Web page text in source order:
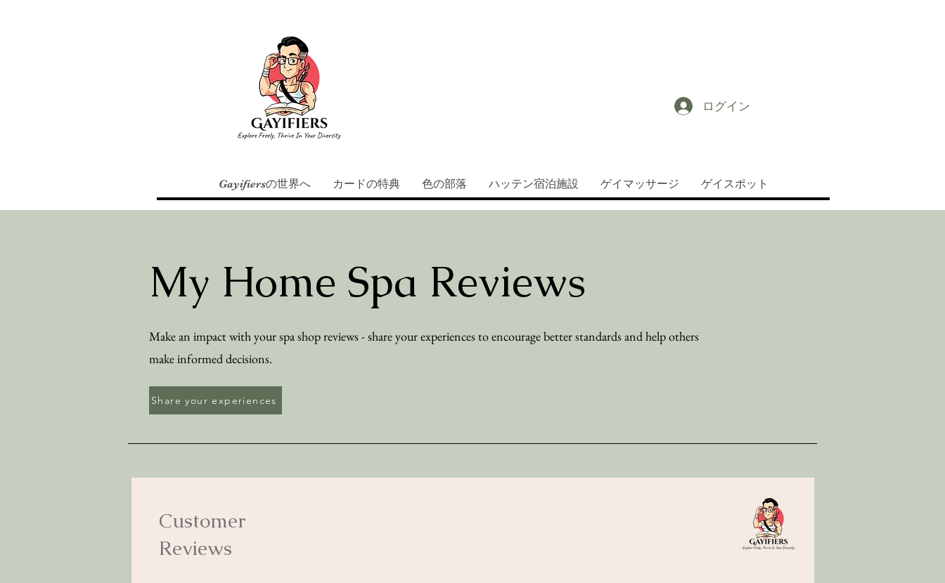
ログイン
Gayifiersの世界へ カードの特典 色の部落 ハッテン宿泊施設 ゲイマッサージ ゲイスポット
My Home Spa Reviews
Make an impact with your spa shop reviews - share your experiences to encourage better standards and help others
make informed decisions.
Share your experiences
Customer
Reviews